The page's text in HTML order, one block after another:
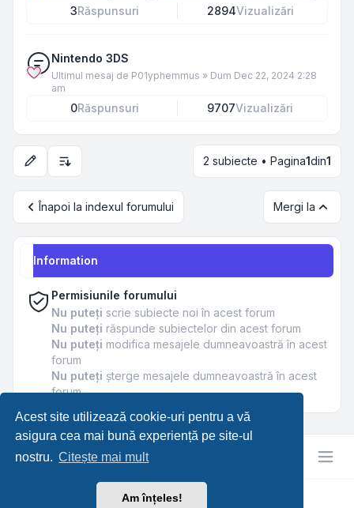
Acest site utilizează cookie-uri pentru a vă
asigura cea mai bună experiență pe site-ul
nostru. Citește mai mult
Am înțeles!
3Răspunsuri 2894Vizualizări
Nintendo 3DS
Ultimul mesaj de P01yphemmus » Dum Dec 22, 2024 2:28
am
0Răspunsuri 9707Vizualizări
Opțiuni de sortare și afișare 2 subiecte • Pagina1din1
Înapoi la indexul forumului Mergi la
Information
Permisiunile forumului
Nu puteţi scrie subiecte noi în acest forum
Nu puteţi răspunde subiectelor din acest forum
Nu puteţi modifica mesajele dumneavoastră în acest
forum
Nu puteţi şterge mesajele dumneavoastră în acest
forum